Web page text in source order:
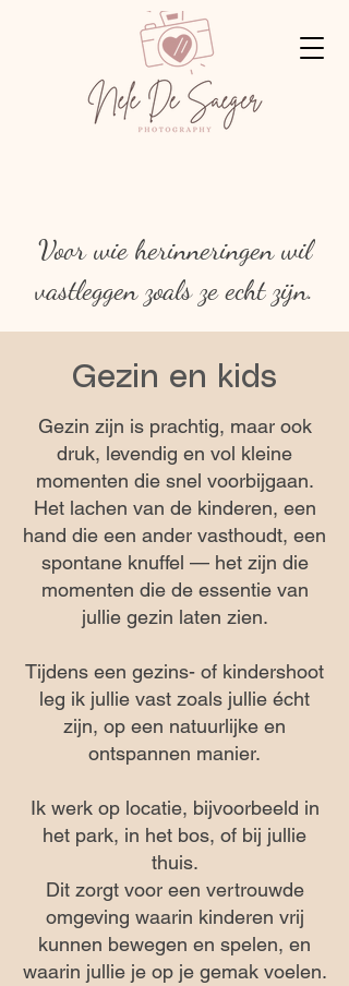
Voor wie herinneringen wil
vastleggen zoals ze echt zijn.
Gezin en kids
Gezin zijn is prachtig, maar ook
druk, levendig en vol kleine
momenten die snel voorbijgaan.
Het lachen van de kinderen, een
hand die een ander vasthoudt, een
spontane knuffel — het zijn die
momenten die de essentie van
jullie gezin laten zien.
Tijdens een gezins- of kindershoot
leg ik jullie vast zoals jullie écht
zijn, op een natuurlijke en
ontspannen manier.
Ik werk op locatie, bijvoorbeeld in
het park, in het bos, of bij jullie
thuis.
Dit zorgt voor een vertrouwde
omgeving waarin kinderen vrij
kunnen bewegen en spelen, en
waarin jullie je op je gemak voelen.